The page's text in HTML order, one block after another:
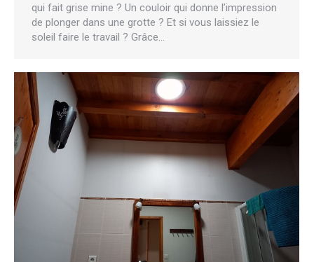
qui fait grise mine ? Un couloir qui donne l’impression
de plonger dans une grotte ? Et si vous laissiez le
soleil faire le travail ? Grâce…